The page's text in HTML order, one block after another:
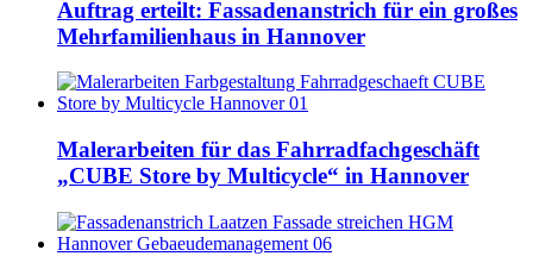
Auftrag erteilt: Fassadenanstrich für ein großes
Mehrfamilienhaus in Hannover
Malerarbeiten für das Fahrradfachgeschäft
„CUBE Store by Multicycle“ in Hannover